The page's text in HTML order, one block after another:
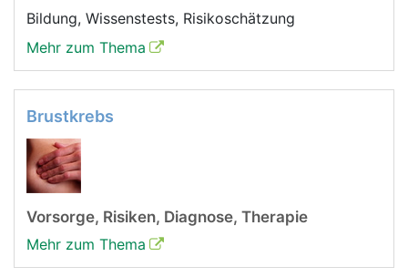
Bildung, Wissenstests, Risikoschätzung
Mehr zum Thema
Brustkrebs
Vorsorge, Risiken, Diagnose, Therapie
Mehr zum Thema